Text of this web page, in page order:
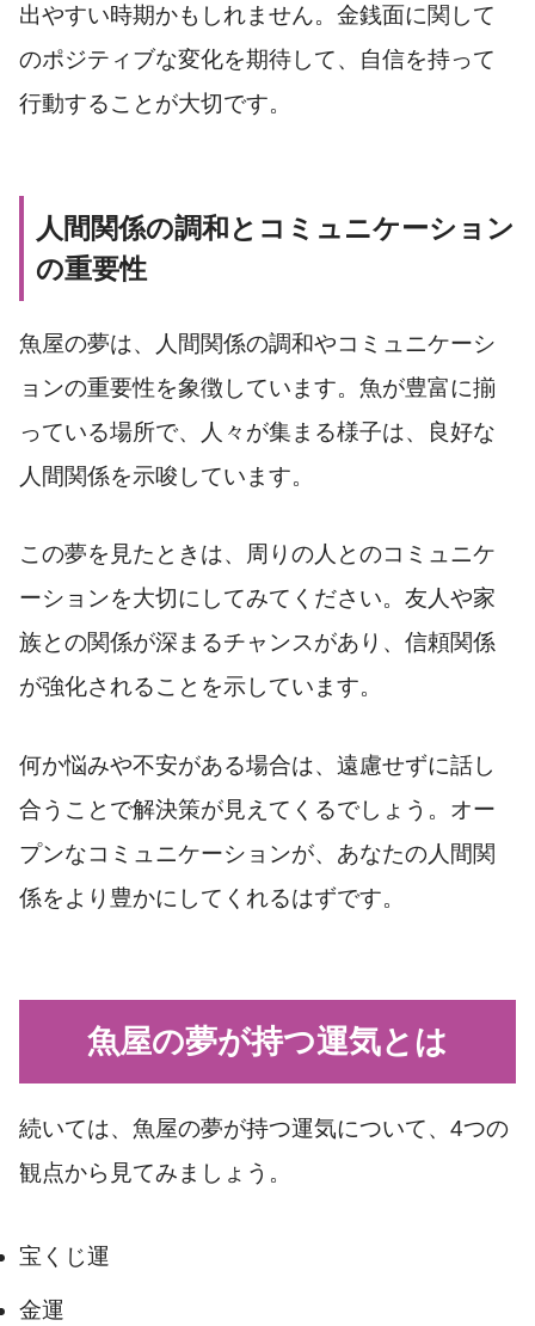
出やすい時期かもしれません。金銭面に関して
のポジティブな変化を期待して、自信を持って
行動することが大切です。
人間関係の調和とコミュニケーション
の重要性
魚屋の夢は、人間関係の調和やコミュニケーシ
ョンの重要性を象徴しています。魚が豊富に揃
っている場所で、人々が集まる様子は、良好な
人間関係を示唆しています。
この夢を見たときは、周りの人とのコミュニケ
ーションを大切にしてみてください。友人や家
族との関係が深まるチャンスがあり、信頼関係
が強化されることを示しています。
何か悩みや不安がある場合は、遠慮せずに話し
合うことで解決策が見えてくるでしょう。オー
プンなコミュニケーションが、あなたの人間関
係をより豊かにしてくれるはずです。
魚屋の夢が持つ運気とは
続いては、魚屋の夢が持つ運気について、4つの
観点から見てみましょう。
宝くじ運
金運